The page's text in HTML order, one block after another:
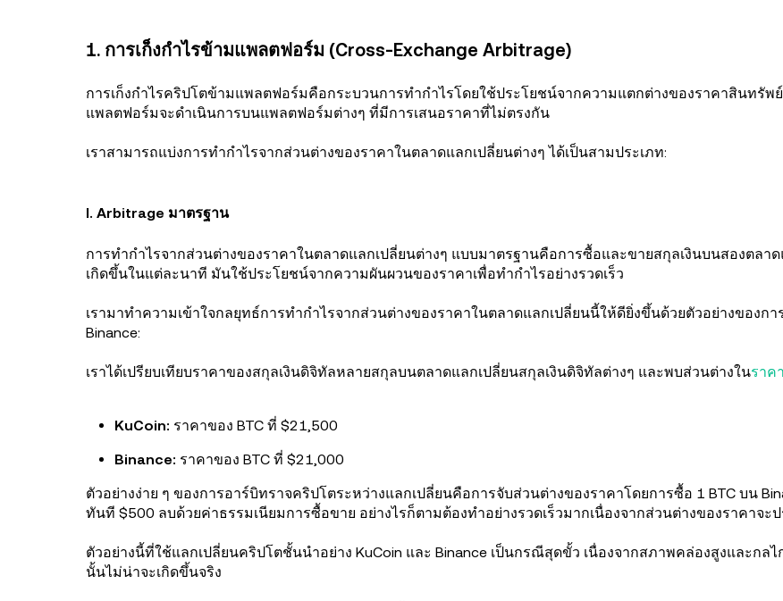
1. การเก็งกำไรข้ามแพลตฟอร์ม (Cross-Exchange Arbitrage)
การเก็งกำไรคริปโตข้ามแพลตฟอร์มคือกระบวนการทำกำไรโดยใช้ประโยชน์จากความแตกต่างของราคาสินทรัพ
แพลตฟอร์มจะดำเนินการบนแพลตฟอร์มต่างๆ ที่มีการเสนอราคาที่ไม่ตรงกัน
เราสามารถแบ่งการทำกำไรจากส่วนต่างของราคาในตลาดแลกเปลี่ยนต่างๆ ได้เป็นสามประเภท:
I. Arbitrage มาตรฐาน
การทำกำไรจากส่วนต่างของราคาในตลาดแลกเปลี่ยนต่างๆ แบบมาตรฐานคือการซื้อและขายสกุลเงินบนสองตลา
เกิดขึ้นในแต่ละนาที มันใช้ประโยชน์จากความผันผวนของราคาเพื่อทำกำไรอย่างรวดเร็ว
เรามาทำความเข้าใจกลยุทธ์การทำกำไรจากส่วนต่างของราคาในตลาดแลกเปลี่ยนนี้ให้ดียิ่งขึ้นด้วยตัวอย่างของก
Binance:
เราได้เปรียบเทียบราคาของสกุลเงินดิจิทัลหลายสกุลบนตลาดแลกเปลี่ยนสกุลเงินดิจิทัลต่างๆ และพบส่วนต่างในราค
KuCoin: ราคาของ BTC ที่ $21,500
Binance: ราคาของ BTC ที่ $21,000
ตัวอย่างง่าย ๆ ของการอาร์บิทราจคริปโตระหว่างแลกเปลี่ยนคือการจับส่วนต่างของราคาโดยการซื้อ 1 BTC บน
ทันที $500 ลบด้วยค่าธรรมเนียมการซื้อขาย อย่างไรก็ตามต้องทำอย่างรวดเร็วมากเนื่องจากส่วนต่างของราคาจ
ตัวอย่างนี้ที่ใช้แลกเปลี่ยนคริปโตชั้นนำอย่าง KuCoin และ Binance เป็นกรณีสุดขั้ว เนื่องจากสภาพคล่องสูงและก
นั้นไม่น่าจะเกิดขึ้นจริง